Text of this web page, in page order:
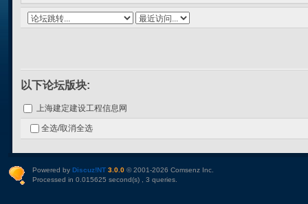
以下论坛版块:
上海建定建设工程信息网
全选/取消全选
Powered by Discuz!NT 3.0.0© 2001-2026 Comsenz Inc.
Processed in 0.015625 second(s) , 3 queries.